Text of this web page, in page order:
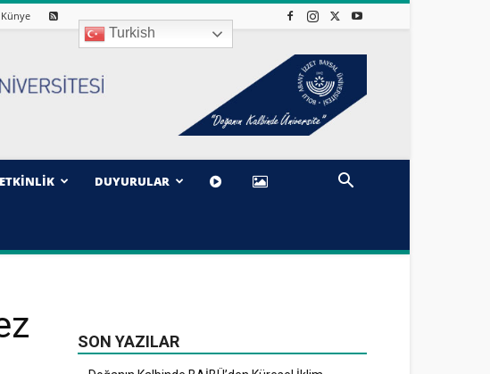
Künye
Turkish
ETKİNLİK DUYURULAR
SON YAZILAR